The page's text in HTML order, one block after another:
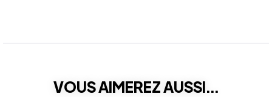
VOUS AIMEREZ AUSSI...